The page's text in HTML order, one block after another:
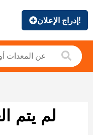
إدراج الإعلان!
لم يتم